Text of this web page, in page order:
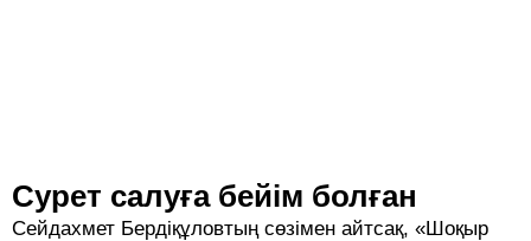
Сурет салуға бейім болған
Сейдахмет Бердіқұловтың сөзімен айтсақ, «Шоқыр